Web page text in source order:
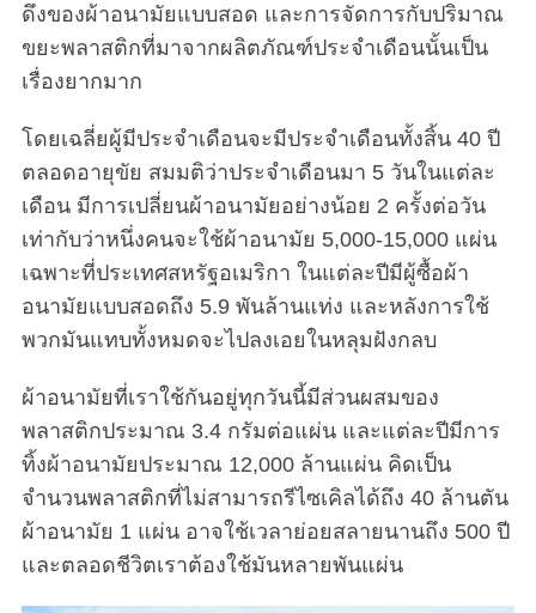
ดึงของผ้าอนามัยแบบสอด และการจัดการกับปริมาณ
ขยะพลาสติกที่มาจากผลิตภัณฑ์ประจำเดือนนั้นเป็น
เรื่องยากมาก
โดยเฉลี่ยผู้มีประจำเดือนจะมีประจำเดือนทั้งสิ้น 40 ปี
ตลอดอายุขัย สมมติว่าประจำเดือนมา 5 วันในแต่ละ
เดือน มีการเปลี่ยนผ้าอนามัยอย่างน้อย 2 ครั้งต่อวัน
เท่ากับว่าหนึ่งคนจะใช้ผ้าอนามัย 5,000-15,000 แผ่น
เฉพาะที่ประเทศสหรัฐอเมริกา ในแต่ละปีมีผู้ซื้อผ้า
อนามัยแบบสอดถึง 5.9 พันล้านแท่ง และหลังการใช้
พวกมันแทบทั้งหมดจะไปลงเอยในหลุมฝังกลบ
ผ้าอนามัยที่เราใช้กันอยู่ทุกวันนี้มีส่วนผสมของ
พลาสติกประมาณ 3.4 กรัมต่อแผ่น และแต่ละปีมีการ
ทิ้งผ้าอนามัยประมาณ 12,000 ล้านแผ่น คิดเป็น
จำนวนพลาสติกที่ไม่สามารถรีไซเคิลได้ถึง 40 ล้านตัน
ผ้าอนามัย 1 แผ่น อาจใช้เวลาย่อยสลายนานถึง 500 ปี
และตลอดชีวิตเราต้องใช้มันหลายพันแผ่น